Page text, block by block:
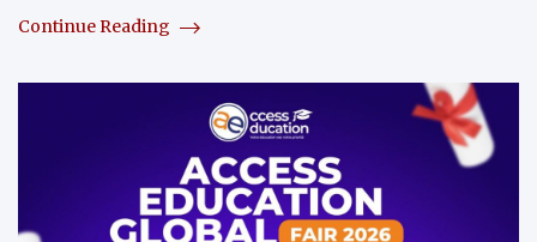
Continue Reading